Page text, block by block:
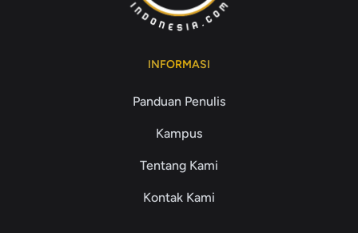
INFORMASI
Panduan Penulis
Kampus
Tentang Kami
Kontak Kami